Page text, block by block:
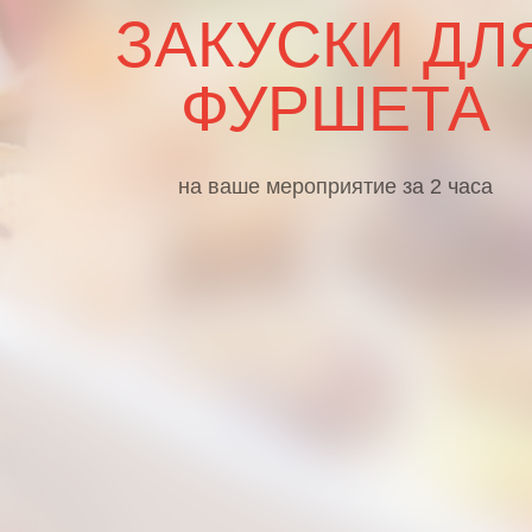
ЗАКУСКИ
ФУРШЕТА
на ваше мероприятие за 2 часа